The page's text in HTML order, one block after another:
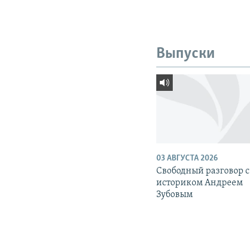
Выпуски
03 АВГУСТА 2026
Свободный разговор с
историком Андреем
Зубовым